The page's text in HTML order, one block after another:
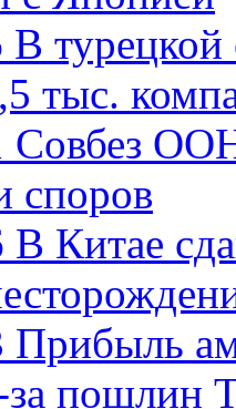
В
тыс.
Совбез
споров
В Китае
Прибыль
за пошлин